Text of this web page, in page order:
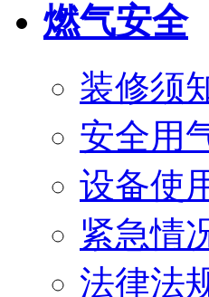
燃气安全
装修须
安全用
设备使
紧急情
法律法